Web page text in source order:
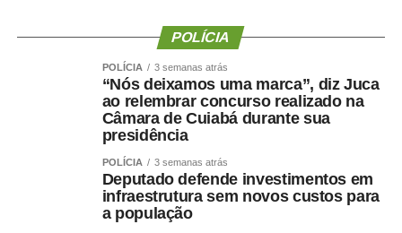
WhatsApp
Facebook
Twitter
Messenger
LinkedIn
Share
POLÍCIA
POLÍCIA 3 semanas atrás
“Nós deixamos uma marca”, diz Juca
ao relembrar concurso realizado na
Câmara de Cuiabá durante sua
presidência
POLÍCIA 3 semanas atrás
Deputado defende investimentos em
infraestrutura sem novos custos para
a população